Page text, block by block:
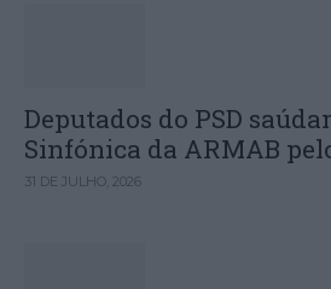
Deputados do PSD
Sinfónica da ARMAB
31 DE JULHO, 2026